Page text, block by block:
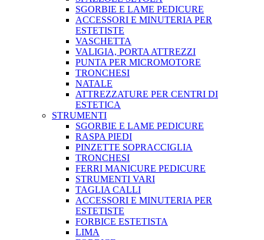
SGORBIE E LAME PEDICURE
ACCESSORI E MINUTERIA PER
ESTETISTE
VASCHETTA
VALIGIA, PORTA ATTREZZI
PUNTA PER MICROMOTORE
TRONCHESI
NATALE
ATTREZZATURE PER CENTRI DI
ESTETICA
STRUMENTI
SGORBIE E LAME PEDICURE
RASPA PIEDI
PINZETTE SOPRACCIGLIA
TRONCHESI
FERRI MANICURE PEDICURE
STRUMENTI VARI
TAGLIA CALLI
ACCESSORI E MINUTERIA PER
ESTETISTE
FORBICE ESTETISTA
LIMA